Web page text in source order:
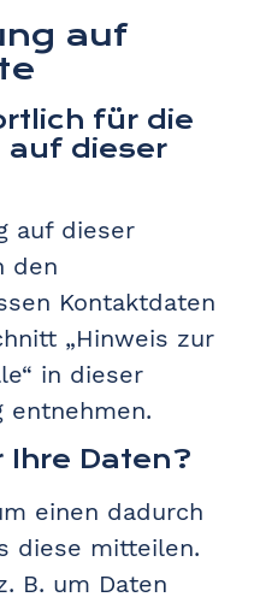
auf
für die
auf dieser
auf dieser
den
Kontaktdaten
„Hinweis zur
in dieser
entnehmen.
Ihre Daten?
einen dadurch
diese mitteilen.
B. um Daten